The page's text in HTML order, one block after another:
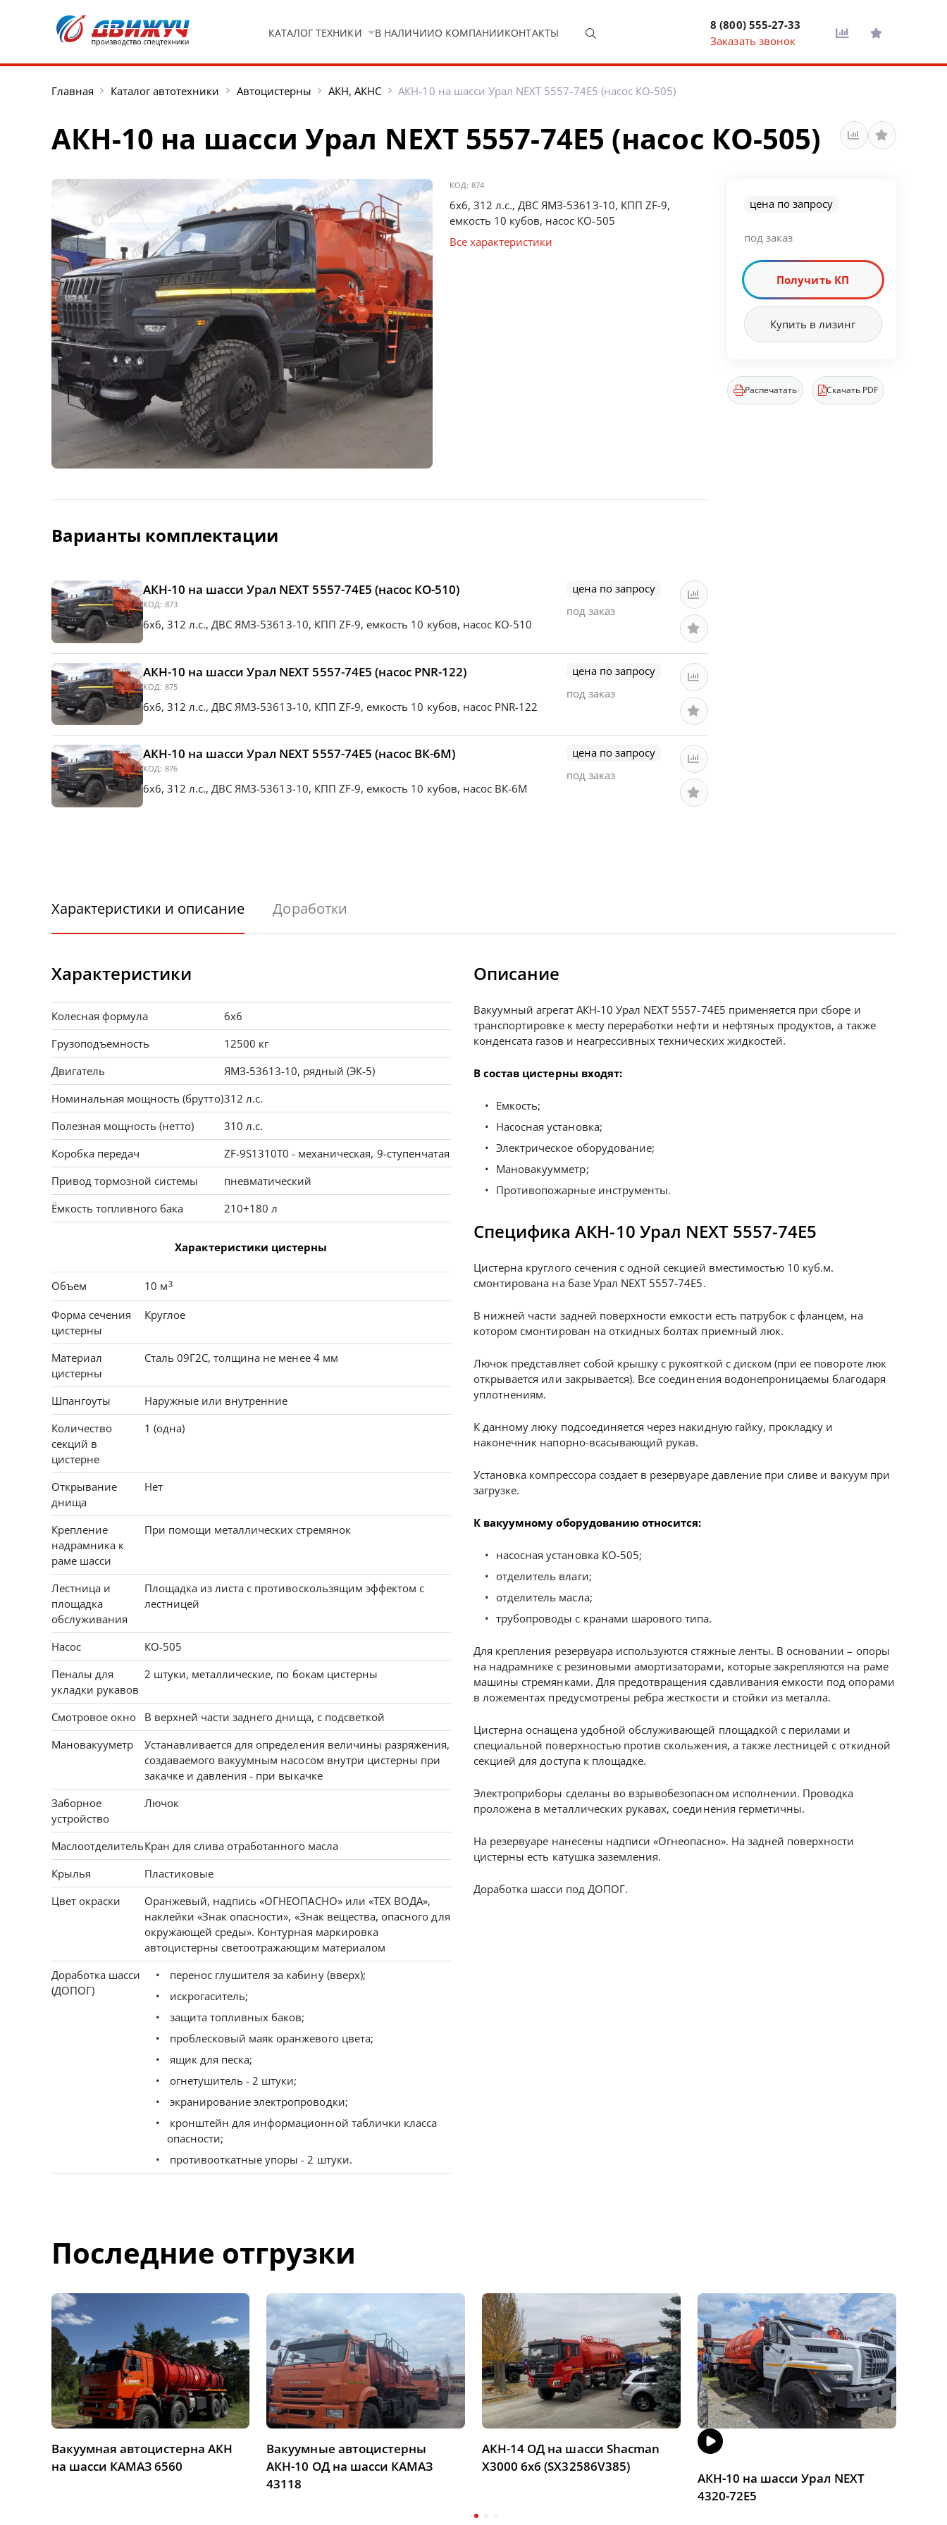
КАТАЛОГ ТЕХНИКИ В НАЛИЧИИО КОМПАНИИКОНТАКТЫ
8 (800) 555-27-33
Заказать звонок
Главная Каталог автотехники Автоцистерны АКН, АКНС АКН-10 на шасси Урал NEXT 5557-74Е5 (насос КО-505)
АКН-10 на шасси Урал NEXT 5557-74Е5 (насос КО-505)
КОД: 874
6х6, 312 л.с., ДВС ЯМЗ-53613-10, КПП ZF-9,
емкость 10 кубов, насос КО-505
Все характеристики
цена по запросу
под заказ
Получить КП
Купить в лизинг
Распечатать Скачать PDF
Варианты комплектации
АКН-10 на шасси Урал NEXT 5557-74Е5 (насос КО-510)
КОД: 873
6х6, 312 л.с., ДВС ЯМЗ-53613-10, КПП ZF-9, емкость 10 кубов, насос КО-510
цена по запросу
под заказ
АКН-10 на шасси Урал NEXT 5557-74Е5 (насос PNR-122)
КОД: 875
6х6, 312 л.с., ДВС ЯМЗ-53613-10, КПП ZF-9, емкость 10 кубов, насос PNR-122
цена по запросу
под заказ
АКН-10 на шасси Урал NEXT 5557-74Е5 (насос ВК-6М)
КОД: 876
6х6, 312 л.с., ДВС ЯМЗ-53613-10, КПП ZF-9, емкость 10 кубов, насос ВК-6М
цена по запросу
под заказ
Характеристики и описание Доработки
Характеристики
Колесная формула
6x6
Грузоподъемность
12500 кг
Двигатель
ЯМЗ-53613-10, рядный (ЭК-5)
Номинальная мощность (брутто)312 л.с.
Полезная мощность (нетто)
310 л.с.
Коробка передач
ZF-9S1310T0 - механическая, 9-ступенчатая
Привод тормозной системы
пневматический
Ёмкость топливного бака
210+180 л
Характеристики цистерны
Объем 10 м3
Форма сечения
цистерны
Круглое
Материал
цистерны
Сталь 09Г2С, толщина не менее 4 мм
Шпангоуты
Наружные или внутренние
Количество
секций в
цистерне
1 (одна)
Открывание
днища
Нет
Крепление
надрамника к
раме шасси
При помощи металлических стремянок
Лестница и
площадка
обслуживания
Площадка из листа с противоскользящим эффектом с
лестницей
Насос
КО-505
Пеналы для
укладки рукавов
2 штуки, металлические, по бокам цистерны
Смотровое окно
В верхней части заднего днища, с подсветкой
Мановакууметр
Устанавливается для определения величины разряжения,
создаваемого вакуумным насосом внутри цистерны при
закачке и давления - при выкачке
Заборное
устройство
Лючок
МаслоотделительКран для слива отработанного масла
Крылья
Пластиковые
Цвет окраски
Оранжевый, надпись «ОГНЕОПАСНО» или «ТЕХ ВОДА»,
наклейки «Знак опасности», «Знак вещества, опасного для
окружающей среды». Контурная маркировка
автоцистерны светоотражающим материалом
Доработка шасси
(ДОПОГ)
перенос глушителя за кабину (вверх);
искрогаситель;
защита топливных баков;
проблесковый маяк оранжевого цвета;
ящик для песка;
огнетушитель - 2 штуки;
экранирование электропроводки;
кронштейн для информационной таблички класса
опасности;
противооткатные упоры - 2 штуки.
Описание
Вакуумный агрегат АКН-10 Урал NEXT 5557-74Е5 применяется при сборе и
транспортировке к месту переработки нефти и нефтяных продуктов, а также
конденсата газов и неагрессивных технических жидкостей.
В состав цистерны входят:
Емкость;
Насосная установка;
Электрическое оборудование;
Мановакуумметр;
Противопожарные инструменты.
Специфика АКН-10 Урал NEXT 5557-74Е5
Цистерна круглого сечения с одной секцией вместимостью 10 куб.м.
смонтирована на базе Урал NEXT 5557-74Е5.
В нижней части задней поверхности емкости есть патрубок с фланцем, на
котором смонтирован на откидных болтах приемный люк.
Лючок представляет собой крышку с рукояткой с диском (при ее повороте люк
открывается или закрывается). Все соединения водонепроницаемы благодаря
уплотнениям.
К данному люку подсоединяется через накидную гайку, прокладку и
наконечник напорно-всасывающий рукав.
Установка компрессора создает в резервуаре давление при сливе и вакуум при
загрузке.
К вакуумному оборудованию относится:
насосная установка КО-505;
отделитель влаги;
отделитель масла;
трубопроводы с кранами шарового типа.
Для крепления резервуара используются стяжные ленты. В основании – опоры
на надрамнике с резиновыми амортизаторами, которые закрепляются на раме
машины стремянками. Для предотвращения сдавливания емкости под опорами
в ложементах предусмотрены ребра жесткости и стойки из металла.
Цистерна оснащена удобной обслуживающей площадкой с перилами и
специальной поверхностью против скольжения, а также лестницей с откидной
секцией для доступа к площадке.
Электроприборы сделаны во взрывобезопасном исполнении. Проводка
проложена в металлических рукавах, соединения герметичны.
На резервуаре нанесены надписи «Огнеопасно». На задней поверхности
цистерны есть катушка заземления.
Доработка шасси под ДОПОГ.
Последние отгрузки
Вакуумная автоцистерна АКН
на шасси КАМАЗ 6560
Вакуумные автоцистерны
АКН-10 ОД на шасси КАМАЗ
43118
АКН-14 ОД на шасси Shacman
X3000 6х6 (SX32586V385)
АКН-10 на шасси Урал NEXT
4320-72Е5